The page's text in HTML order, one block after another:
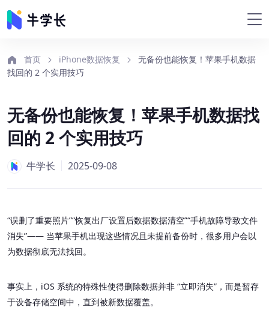
首页 iPhone数据恢复
无备份也能恢复！苹果手机数据
找回的 2 个实用技巧
无备份也能恢复！苹果手机数据找
回的 2 个实用技巧
牛学长 2025-09-08
“误删了重要照片”“恢复出厂设置后数据数据清空”“手机故障导致文件
消失”—— 当苹果手机出现这些情况且未提前备份时，很多用户会以
为数据彻底无法找回。
事实上，iOS 系统的特殊性使得删除数据并非 “立即消失”，而是暂存
于设备存储空间中，直到被新数据覆盖。